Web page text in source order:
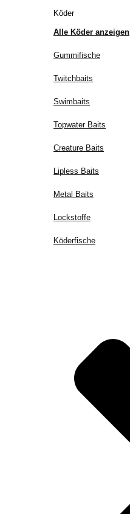
Köder
Alle Köder anzeigen
Gummifische
Twitchbaits
Swimbaits
Topwater Baits
Creature Baits
Lipless Baits
Metal Baits
Lockstoffe
Köderfische